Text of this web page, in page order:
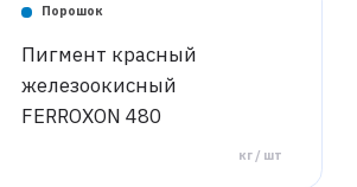
Порошок
Пигмент красный
железоокисный
FERROXON 480
кг / шт